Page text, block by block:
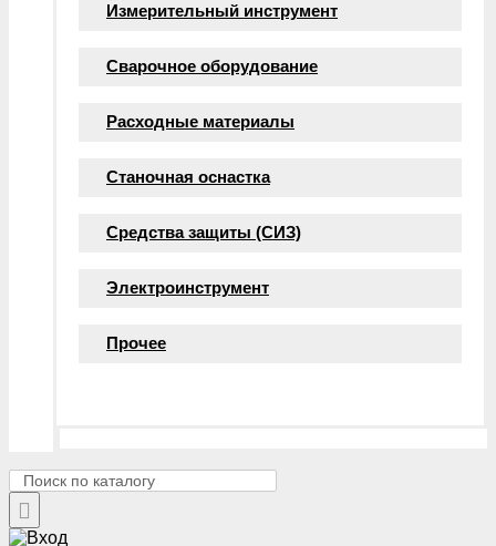
Измерительный инструмент
Сварочное оборудование
Расходные материалы
Станочная оснастка
Средства защиты (СИЗ)
Электроинструмент
Прочее